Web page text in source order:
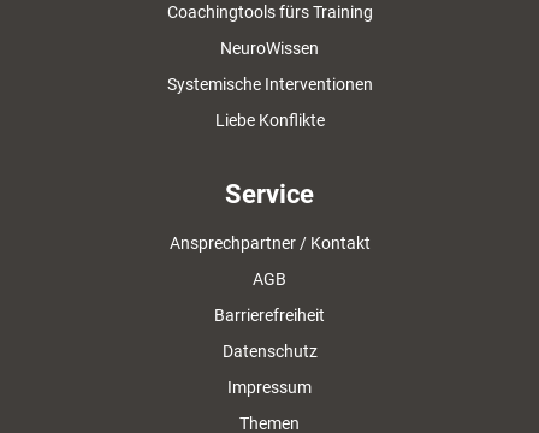
Coachingtools fürs Training
NeuroWissen
Systemische Interventionen
Liebe Konflikte
Service
Ansprechpartner / Kontakt
AGB
Barrierefreiheit
Datenschutz
Impressum
Themen